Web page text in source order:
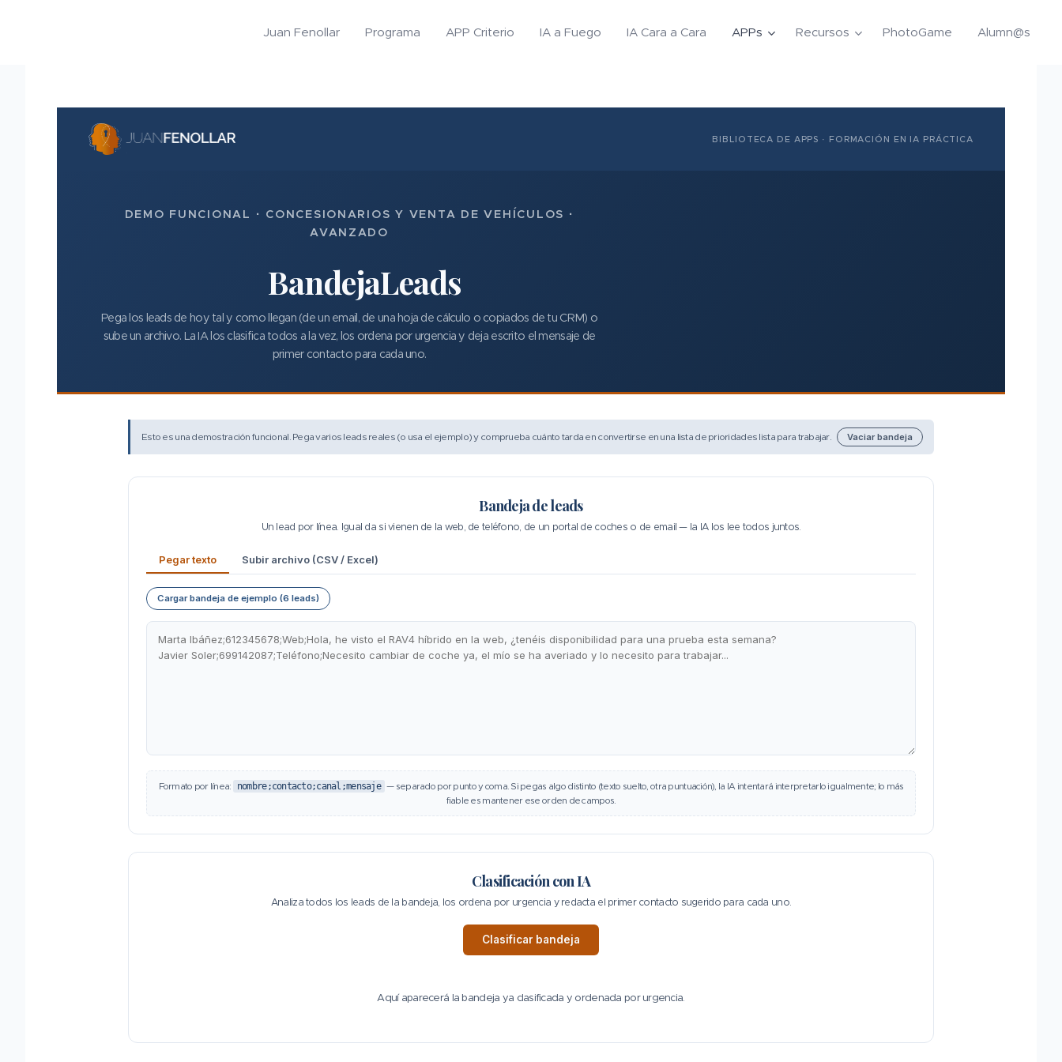
Juan Fenollar Programa APP Criterio IA a Fuego IA Cara a Cara APPs Recursos PhotoGame Alumn@s
BIBLIOTECA DE APPS · FORMACIÓN EN IA PRÁCTICA
DEMO FUNCIONAL · CONCESIONARIOS Y VENTA DE VEHÍCULOS ·
AVANZADO
BandejaLeads
Pega los leads de hoy tal y como llegan (de un email, de una hoja de cálculo o copiados de tu CRM) o
sube un archivo. La IA los clasifica todos a la vez, los ordena por urgencia y deja escrito el mensaje de
primer contacto para cada uno.
Esto es una demostración funcional. Pega varios leads reales (o usa el ejemplo) y comprueba cuánto tarda en convertirse en una lista de prioridades lista para trabajar. Vaciar bandeja
Bandeja de leads
Un lead por línea. Igual da si vienen de la web, de teléfono, de un portal de coches o de email — la IA los lee todos juntos.
Pegar texto Subir archivo (CSV / Excel)
Cargar bandeja de ejemplo (6 leads)
Formato por línea: nombre;contacto;canal;mensaje — separado por punto y coma. Si pegas algo distinto (texto suelto, otra puntuación), la IA intentará interpretarlo igualmente; lo más
fiable es mantener ese orden de campos.
Clasificación con IA
Analiza todos los leads de la bandeja, los ordena por urgencia y redacta el primer contacto sugerido para cada uno.
Clasificar bandeja
Aquí aparecerá la bandeja ya clasificada y ordenada por urgencia.